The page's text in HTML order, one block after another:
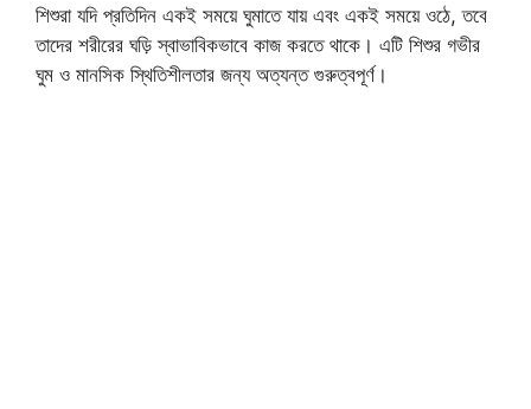
শিশুরা যদি প্রতিদিন একই সময়ে ঘুমাতে যায় এবং একই সময়ে ওঠে, তবে
তাদের শরীরের ঘড়ি স্বাভাবিকভাবে কাজ করতে থাকে। এটি শিশুর গভীর
ঘুম ও মানসিক স্থিতিশীলতার জন্য অত্যন্ত গুরুত্বপূর্ণ।